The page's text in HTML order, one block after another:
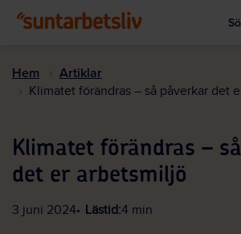
Hem Artiklar
Klimatet förändras – så påverkar det
Klimatet förändras –
det er arbetsmiljö
3 juni 2024 Lästid:4 min